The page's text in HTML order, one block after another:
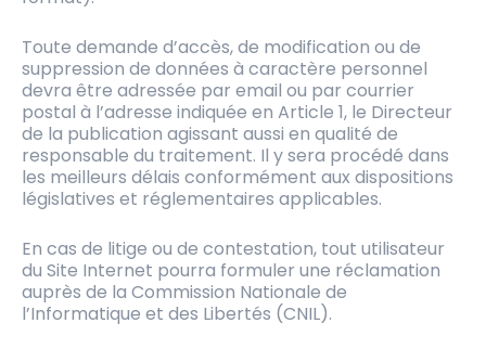
Toute demande d’accès, de modification ou de
suppression de données à caractère personnel
devra être adressée par email ou par courrier
postal à l’adresse indiquée en Article 1, le Directeur
de la publication agissant aussi en qualité de
responsable du traitement. Il y sera procédé dans
les meilleurs délais conformément aux dispositions
législatives et réglementaires applicables.
En cas de litige ou de contestation, tout utilisateur
du Site Internet pourra formuler une réclamation
auprès de la Commission Nationale de
l’Informatique et des Libertés (CNIL).